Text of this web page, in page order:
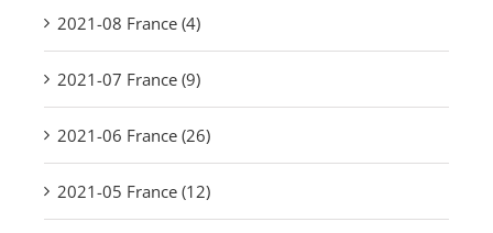
2021-08 France (4)
2021-07 France (9)
2021-06 France (26)
2021-05 France (12)